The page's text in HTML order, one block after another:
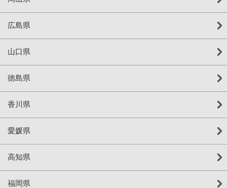
広島県
山口県
徳島県
香川県
愛媛県
高知県
福岡県